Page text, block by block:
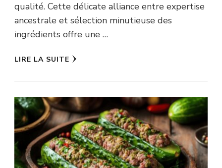
qualité. Cette délicate alliance entre expertise
ancestrale et sélection minutieuse des
ingrédients offre une …
LIRE LA SUITE